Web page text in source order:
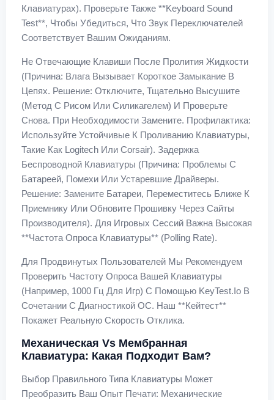
Клавиатурах). Проверьте Также **keyboard Sound
Test**, Чтобы Убедиться, Что Звук Переключателей
Соответствует Вашим Ожиданиям.
Не Отвечающие Клавиши После Пролития Жидкости
(Причина: Влага Вызывает Короткое Замыкание В
Цепях. Решение: Отключите, Тщательно Высушите
(метод С Рисом Или Силикагелем) И Проверьте
Снова. При Необходимости Замените. Профилактика:
Используйте Устойчивые К Проливанию Клавиатуры,
Такие Как Logitech Или Corsair). Задержка
Беспроводной Клавиатуры (Причина: Проблемы С
Батареей, Помехи Или Устаревшие Драйверы.
Решение: Замените Батареи, Переместитесь Ближе К
Приемнику Или Обновите Прошивку Через Сайты
Производителя). Для Игровых Сессий Важна Высокая
**частота Опроса Клавиатуры** (polling Rate).
Для Продвинутых Пользователей Мы Рекомендуем
Проверить Частоту Опроса Вашей Клавиатуры
(например, 1000 Гц Для Игр) С Помощью KeyTest.io В
Сочетании С Диагностикой ОС. Наш **кейтест**
Покажет Реальную Скорость Отклика.
Механическая Vs Мембранная
Клавиатура: Какая Подходит Вам?
Выбор Правильного Типа Клавиатуры Может
Преобразить Ваш Опыт Печати: Механические